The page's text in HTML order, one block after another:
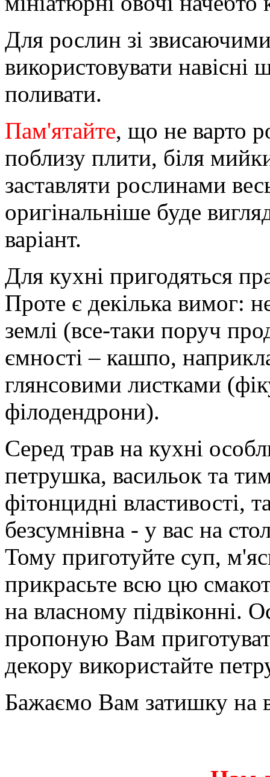
Для рослин зі
використовувати
поливати.
Пам'ятайте, що не варто
поблизу плити, біля
заставляти рослинами
оригінальніше буде
варіант.
Для кухні пригодяться
Проте є декілька вимог:
землі (все-таки поруч
ємності – кашпо,
глянсовими листками
філодендрони).
Серед трав на кухні
петрушка, васильок та
фітонцидні властивості,
безсумнівна - у вас на
Тому приготуйте суп,
прикрасьте всю цю
на власному підвіконні.
пропоную Вам
декору використайте
Бажаємо Вам затишку на